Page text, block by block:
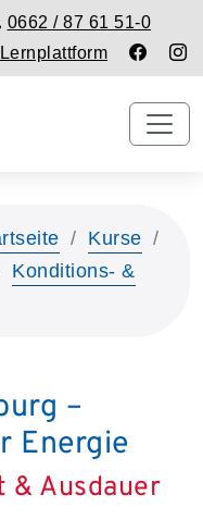
0662 / 87 61 51-0
Lernplattform
Kurse
Konditions- &
–
Energie
& Ausdauer